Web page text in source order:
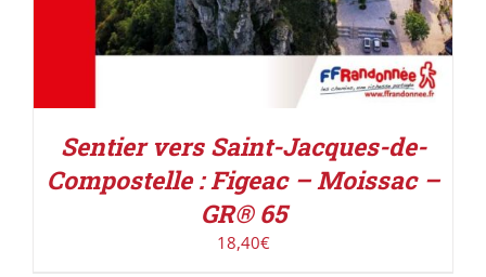
Sentier vers Saint-Jacques-de-
Compostelle : Figeac – Moissac –
GR® 65
18,40€